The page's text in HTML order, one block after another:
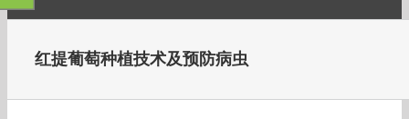
红提葡萄种植技术及预防病虫